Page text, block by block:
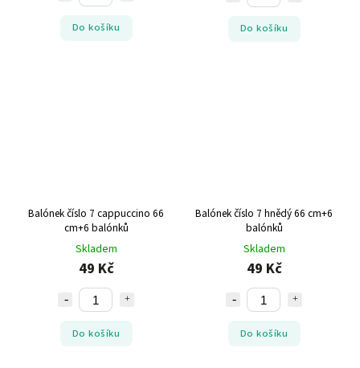
Do košíku Do košíku
Balónek číslo 7 cappuccino 66
cm+6 balónků
Skladem
49 Kč
Do košíku
Balónek číslo 7 hnědý 66 cm+6
balónků
Skladem
49 Kč
Do košíku